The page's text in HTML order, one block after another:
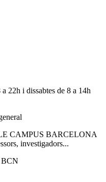
22h i dissabtes de 8 a 14h
CAMPUS BARCELONA
investigadors...